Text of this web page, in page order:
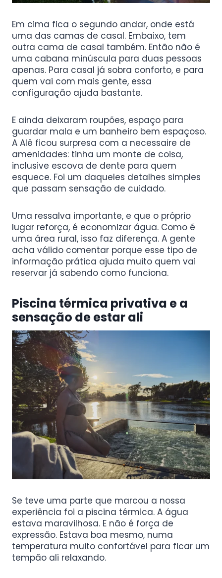
Em cima fica o segundo andar, onde está
uma das camas de casal. Embaixo, tem
outra cama de casal também. Então não é
uma cabana minúscula para duas pessoas
apenas. Para casal já sobra conforto, e para
quem vai com mais gente, essa
configuração ajuda bastante.
E ainda deixaram roupões, espaço para
guardar mala e um banheiro bem espaçoso.
A Alê ficou surpresa com a necessaire de
amenidades: tinha um monte de coisa,
inclusive escova de dente para quem
esquece. Foi um daqueles detalhes simples
que passam sensação de cuidado.
Uma ressalva importante, e que o próprio
lugar reforça, é economizar água. Como é
uma área rural, isso faz diferença. A gente
acha válido comentar porque esse tipo de
informação prática ajuda muito quem vai
reservar já sabendo como funciona.
Piscina térmica privativa e a
sensação de estar ali
Se teve uma parte que marcou a nossa
experiência foi a piscina térmica. A água
estava maravilhosa. E não é força de
expressão. Estava boa mesmo, numa
temperatura muito confortável para ficar um
tempão ali relaxando.